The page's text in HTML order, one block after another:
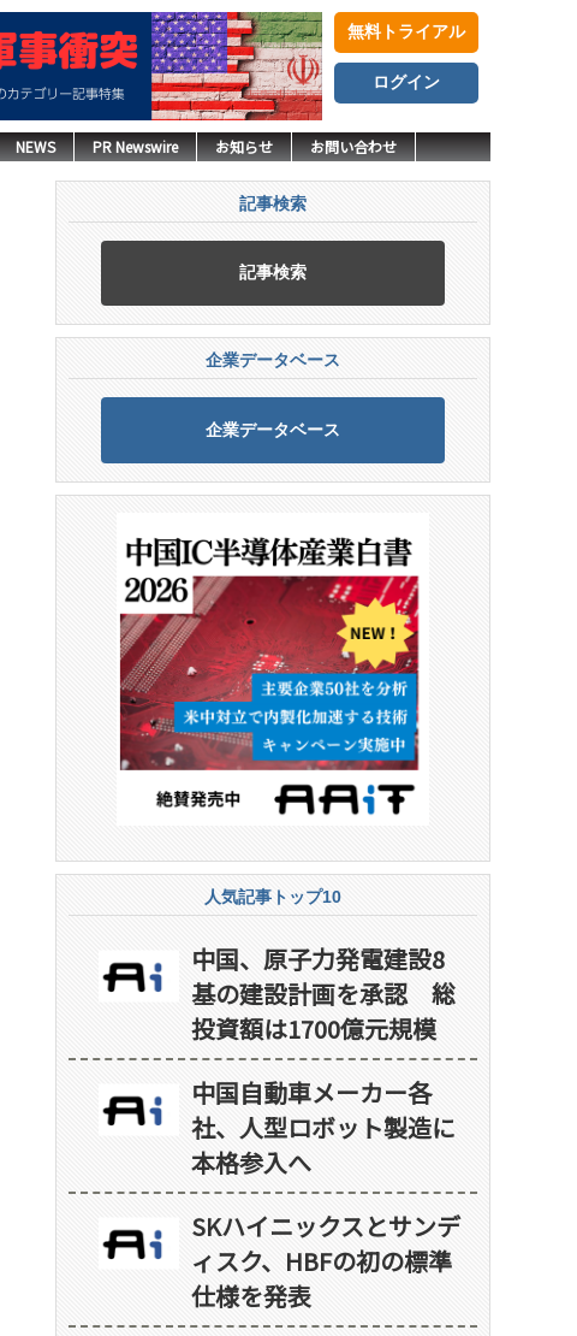
無料トライアル
ログイン
NEWS PR Newswire お知らせ お問い合わせ
記事検索
記事検索
企業データベース
企業データベース
人気記事トップ10
中国、原子力発電建設8
基の建設計画を承認 総
投資額は1700億元規模
中国自動車メーカー各
社、人型ロボット製造に
本格参入へ
SKハイニックスとサンデ
ィスク、HBFの初の標準
仕様を発表